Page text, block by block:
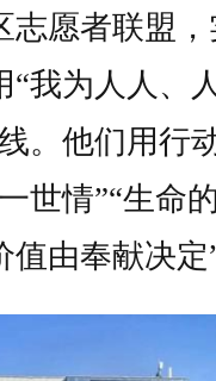
志愿者联盟
“我为人人、
。他们用行
世情”“生命
值由奉献决定